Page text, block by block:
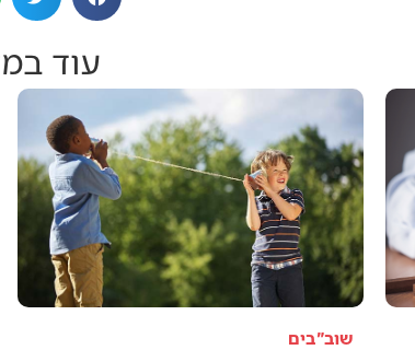
עוד
שוב"בים